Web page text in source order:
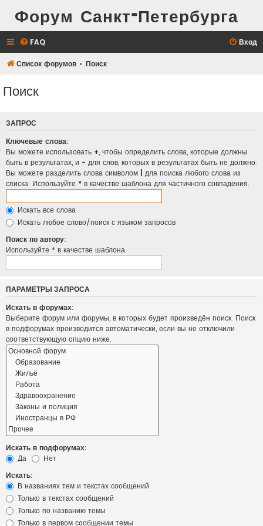
Форум Санкт-Петербурга
FAQ Вход
Список форумов Поиск
Поиск
ЗАПРОС
Ключевые слова:
Вы можете использовать +, чтобы определить слова, которые должны
быть в результатах, и - для слов, которых в результатах быть не должно.
Вы можете разделить слова символом
для поиска любого слова из
списка. Используйте * в качестве шаблона для частичного совпадения.
Искать все слова
Искать любое слово/поиск с языком запросов
Поиск по автору:
Используйте * в качестве шаблона.
ПАРАМЕТРЫ ЗАПРОСА
Искать в форумах:
Выберите форум или форумы, в которых будет произведён поиск. Поиск
в подфорумах производится автоматически, если вы не отключили
соответствующую опцию ниже.
Искать в подфорумах:
Да
Нет
Искать:
В названиях тем и текстах сообщений
Только в текстах сообщений
Только по названию темы
Только в первом сообщении темы